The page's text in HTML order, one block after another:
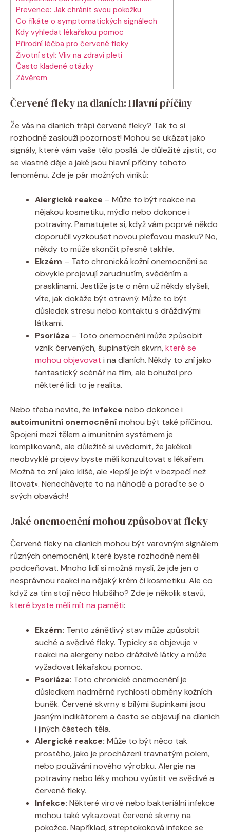
Prevence: Jak chránit svou pokožku
Co říkáte o symptomatických signálech
Kdy vyhledat lékařskou pomoc
Přírodní léčba pro červené fleky
Životní styl: Vliv na zdraví pleti
Často kladené otázky
Závěrem
Červené fleky na dlaních: Hlavní příčiny
Že vás na dlaních trápí červené fleky? Tak to si
rozhodně zaslouží pozornost! Mohou se ukázat jako
signály, které vám vaše tělo posílá. Je důležité zjistit, co
se vlastně děje a jaké jsou hlavní příčiny tohoto
fenoménu. Zde je pár možných viníků:
Alergické reakce – Může to být reakce na
nějakou kosmetiku, mýdlo nebo dokonce i
potraviny. Pamatujete si, když vám poprvé někdo
doporučil vyzkoušet novou pleťovou masku? No,
někdy to může skončit přesně takhle.
Ekzém – Tato chronická kožní onemocnění se
obvykle projevují zarudnutím, svěděním a
prasklinami. Jestliže jste o něm už někdy slyšeli,
víte, jak dokáže být otravný. Může to být
důsledek stresu nebo kontaktu s dráždivými
látkami.
Psoriáza – Toto onemocnění může způsobit
vznik červených, šupinatých skvrn,které se
mohou objevovat i na dlaních. Někdy to zní jako
fantastický scénář na film, ale bohužel pro
některé lidi to je realita.
Nebo třeba nevíte, že infekce nebo dokonce i
autoimunitní onemocněnímohou být také příčinou.
Spojení mezi tělem a imunitním systémem je
komplikované, ale důležité si uvědomit, že jakékoli
neobvyklé projevy byste měli konzultovat s lékařem.
Možná to zní jako klišé, ale «lepší je být v bezpečí než
litovat». Nenechávejte to na náhodě a poraďte se o
svých obavách!
Jaké onemocnění mohou způsobovat fleky
Červené fleky na dlaních mohou být varovným signálem
různých onemocnění, které byste rozhodně neměli
podceňovat. Mnoho lidí si možná myslí, že jde jen o
nesprávnou reakci na nějaký krém či kosmetiku. Ale co
když za tím stojí něco hlubšího? Zde je několik stavů,
které byste měli mít na paměti:
Ekzém: Tento zánětlivý stav může způsobit
suché a svědivé fleky. Typicky se objevuje v
reakci na alergeny nebo dráždivé látky a může
vyžadovat lékařskou pomoc.
Psoriáza: Toto chronické onemocnění je
důsledkem nadměrné rychlosti obměny kožních
buněk. Červené skvrny s bílými šupinkami jsou
jasným indikátorem a často se objevují na dlaních
i jiných částech těla.
Alergické reakce: Může to být něco tak
prostého, jako je procházení travnatým polem,
nebo používání nového výrobku. Alergie na
potraviny nebo léky mohou vyústit ve svědivé a
červené fleky.
Infekce: Některé virové nebo bakteriální infekce
mohou také vykazovat červené skvrny na
pokožce. Například, streptokoková infekce se